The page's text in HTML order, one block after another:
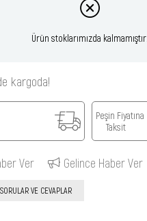
Ürün stoklarımızda kalmamıştır.
kargoda!
Peşin Fiyatına
Taksit
Ver Gelince Haber Ver
SORULAR VE CEVAPLAR